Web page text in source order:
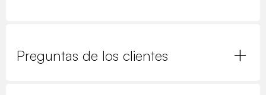
Preguntas de los clientes